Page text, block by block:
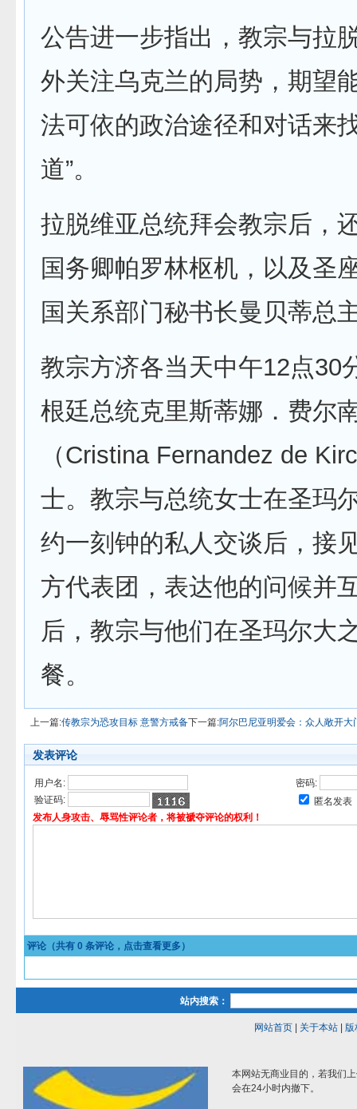
公告进一步指出，教宗与拉
外关注乌克兰的局势，期望
法可依的政治途径和对话来
道”。
拉脱维亚总统拜会教宗后，
国务卿帕罗林枢机，以及圣
国关系部门秘书长曼贝蒂总
教宗方济各当天中午12点30
根廷总统克里斯蒂娜．费尔
（Cristina Fernandez de
士。教宗与总统女士在圣玛
约一刻钟的私人交谈后，接
方代表团，表达他的问候并
后，教宗与他们在圣玛尔大
餐。
上一篇:传教宗为恐攻目标 意警方戒备下一篇:阿尔巴尼亚明爱会：众人敞开大
发表评论
用户名:
密码:
验证码:
匿名发表
发布人身攻击、辱骂性评论者，将被褫夺评论的权利！
评论（共有 0 条评论，点击查看更多）
站内搜索：
网站首页| 关于本站| 版
本网站无商业目的，若我们
会在24小时内撤下。